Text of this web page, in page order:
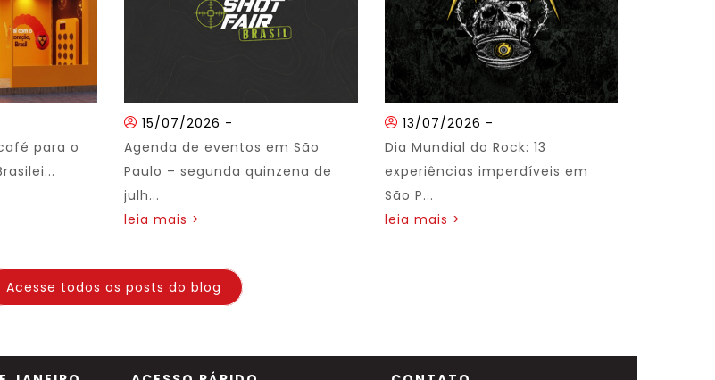
para o
15/07/2026 -
Agenda de eventos em São
Paulo – segunda quinzena de
julh...
leia mais >
13/07/2026 -
Dia Mundial do Rock: 13
experiências imperdíveis em
São P...
leia mais >
Acesse todos os posts do blog